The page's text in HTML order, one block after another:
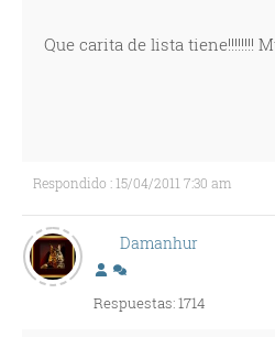
Que carita de lista tiene!!!!!!!!
Respondido : 15/04/2011 7:30 am
Damanhur
Respuestas: 1714